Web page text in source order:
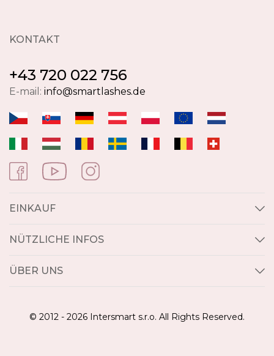
KONTAKT
+43 720 022 756
E-mail: info@smartlashes.de
EINKAUF
NÜTZLICHE INFOS
ÜBER UNS
© 2012 - 2026 Intersmart s.r.o. All Rights Reserved.